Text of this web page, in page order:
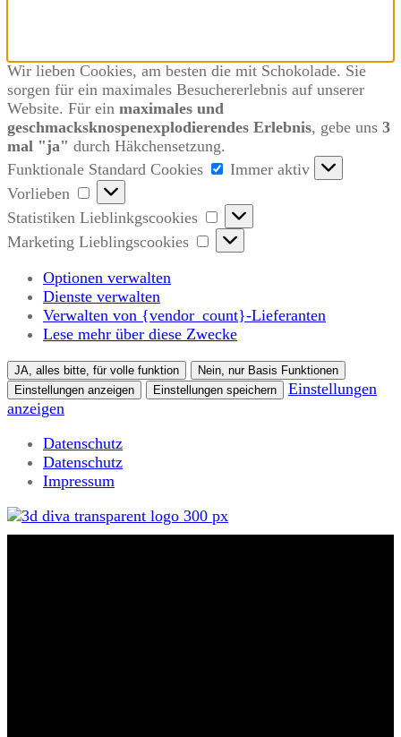
Wir lieben Cookies, am besten die mit Schokolade. Sie
sorgen für ein maximales Besuchererlebnis auf unserer
Website. Für ein maximales und
geschmacksknospenexplodierendes Erlebnis, gebe uns 3
mal "ja" durch Häkchensetzung.
Funktionale Standard Cookies
Funktionale
Cookies
Immer aktiv
Vorlieben
Vorlieben
Statistiken Lieblinkgscookies
Statistiken
Lieblinkgscookies
Marketing Lieblingscookies
Marketing
Lieblingscookies
Optionen verwalten
Dienste verwalten
Verwalten von {vendor_count}-Lieferanten
Lese mehr über diese Zwecke
JA, alles bitte, für volle funktion
Nein, nur Basis Funktionen
Einstellungen anzeigen
Einstellungen speichern
Einstellungen
anzeigen
Datenschutz
Datenschutz
Impressum